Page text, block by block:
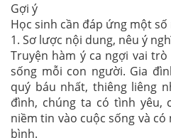
Gợi ý
Học sinh cần đáp ứng một
1. Sơ lược nội dung, nêu ý
Truyện hàm ý ca ngợi vai
sống mỗi con người. Gia
quý báu nhất, thiêng liêng
đình, chúng ta có tình yêu,
niềm tin vào cuộc sống và
bình.